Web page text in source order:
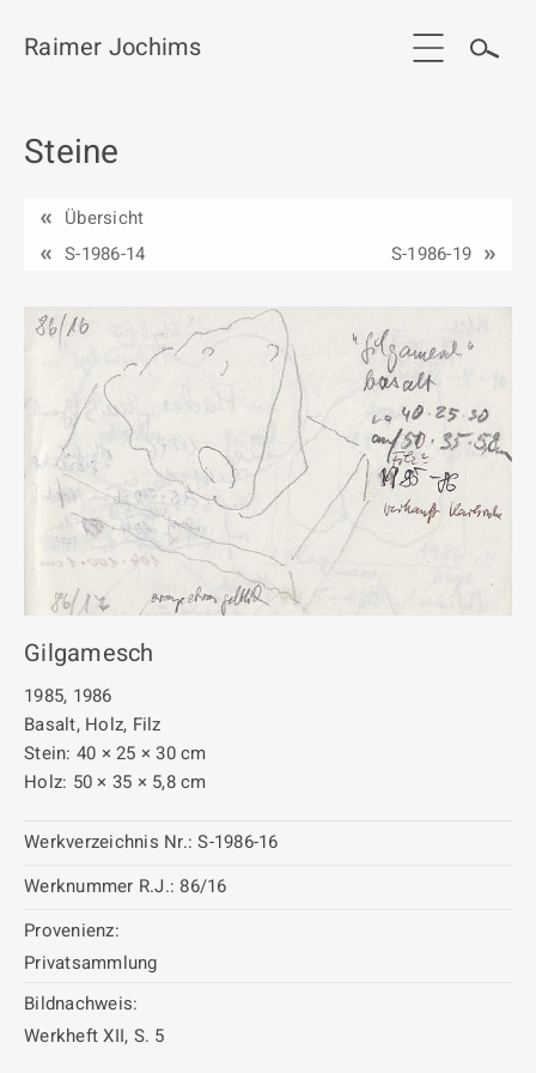
Start
Werkgruppen / Work groups
Ausstellungen
Vita
Publikationen
Kontakt
Raimer Jochims
Steine
Übersicht
S-1986-14
S-1986-19
Gilgamesch
1985, 1986
Basalt, Holz, Filz
Stein: 40 × 25 × 30 cm
Holz: 50 × 35 × 5,8 cm
Werkverzeichnis Nr.: S-1986-16
Werknummer R.J.: 86/16
Provenienz:
Privatsammlung
Bildnachweis:
Werkheft XII, S. 5